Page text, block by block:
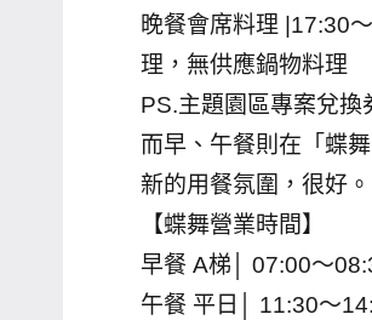
晚餐會席料理 |17:30
理，無供應鍋物料理
PS.主題園區專案兌
而早、午餐則在「蝶
新的用餐氛圍，很好。
【蝶舞營業時間】
早餐 A梯│ 07:00～
午餐 平日│ 11:30～